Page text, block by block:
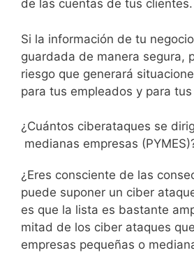
de las cuentas de tus clientes.
Si la información de tu
guardada de manera segura,
riesgo que generará
para tus empleados y para
¿Cuántos ciberataques se
medianas empresas
¿Eres consciente de las
puede suponer un ciber
es que la lista es bastante
mitad de los ciber ataques
empresas pequeñas o